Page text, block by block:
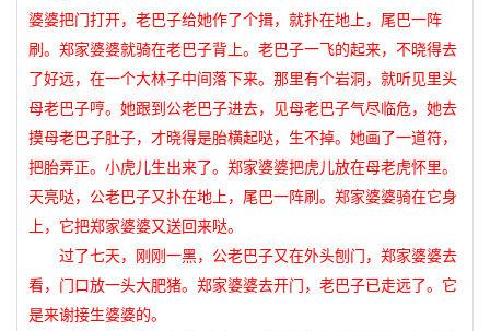
婆婆把门打开，老巴子给她作了个揖，就扑在地上，尾巴一阵
刷。郑家婆婆就骑在老巴子背上。老巴子一飞的起来，不晓得去
了好远，在一个大林子中间落下来。那里有个岩洞，就听见里头
母老巴子哼。她跟到公老巴子进去，见母老巴子气尽临危，她去
摸母老巴子肚子，才晓得是胎横起哒，生不掉。她画了一道符，
把胎弄正。小虎儿生出来了。郑家婆婆把虎儿放在母老虎怀里。
天亮哒，公老巴子又扑在地上，尾巴一阵刷。郑家婆婆骑在它身
上，它把郑家婆婆又送回来哒。
过了七天，刚刚一黑，公老巴子又在外头刨门，郑家婆婆去
看，门口放一头大肥猪。郑家婆婆去开门，老巴子已走远了。它
是来谢接生婆婆的。